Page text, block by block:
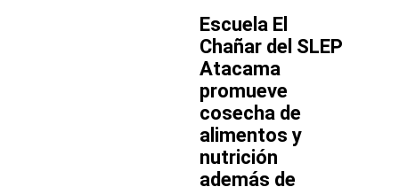
Escuela El
Chañar del SLEP
Atacama
promueve
cosecha de
alimentos y
nutrición
además de